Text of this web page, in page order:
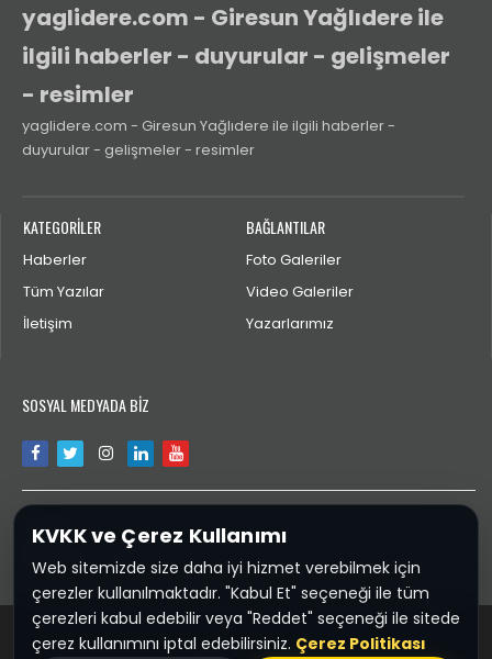
KVKK ve Çerez Kullanımı
Web sitemizde size daha iyi hizmet verebilmek için
çerezler kullanılmaktadır. "Kabul Et" seçeneği ile tüm
çerezleri kabul edebilir veya "Reddet" seçeneği ile sitede
çerez kullanımını iptal edebilirsiniz. Çerez Politikası
yaglidere.com - Giresun Yağlıdere ile
ilgili haberler - duyurular - gelişmeler
- resimler
yaglidere.com - Giresun Yağlıdere ile ilgili haberler -
duyurular - gelişmeler - resimler
KATEGORİLER
Haberler
Tüm Yazılar
İletişim
BAĞLANTILAR
Foto Galeriler
Video Galeriler
Yazarlarımız
SOSYAL MEDYADA BİZ
İLETİŞİM
bilgi@yaglidere.com